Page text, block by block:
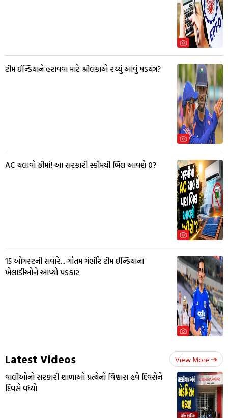
ટીમ ઈન્ડિયાને હરાવવા માટે શ્રીલંકાએ રચ્યું આવું ષડયંત્ર?
AC ચલાવો ફ્રીમાં! આ સરકારી સ્કીમથી બિલ આવશે ₹0?
15 ઓગસ્ટની સવારે... ગૌતમ ગંભીરે ટીમ ઈન્ડિયાના
ખેલાડીઓને આપ્યો પડકાર
Latest Videos View More
વાલીઓનો સરકારી શાળાઓ પ્રત્યેનો વિશ્વાસ હવે દિવસેને
દિવસે વધ્યો